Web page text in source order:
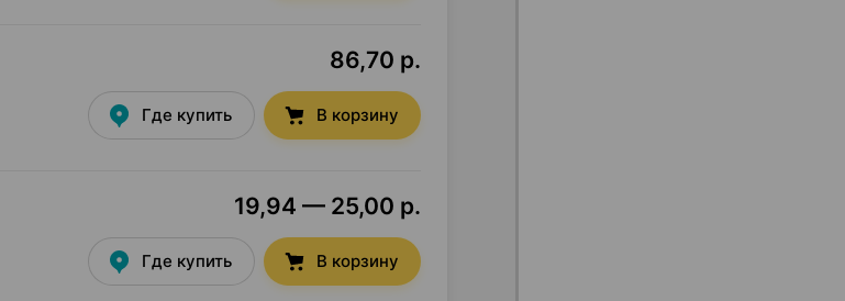
86,70 р.
Где купить В корзину
19,94 — 25,00 р.
Где купить В корзину